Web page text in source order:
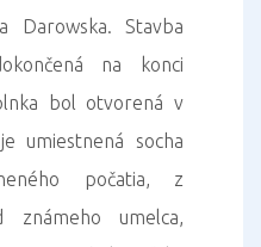
Darowska. Stavba
na konci
bol otvorená v
umiestnená socha
počatia, z
známeho umelca,